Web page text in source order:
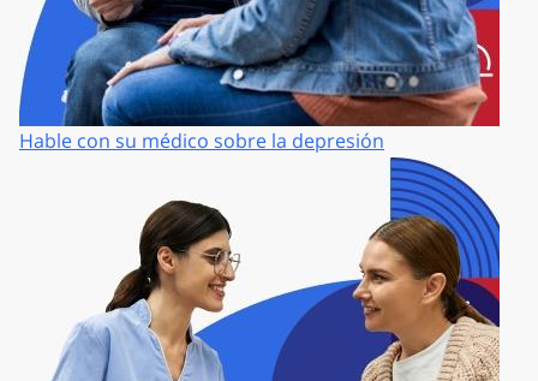
Hable con su médico sobre la depresión